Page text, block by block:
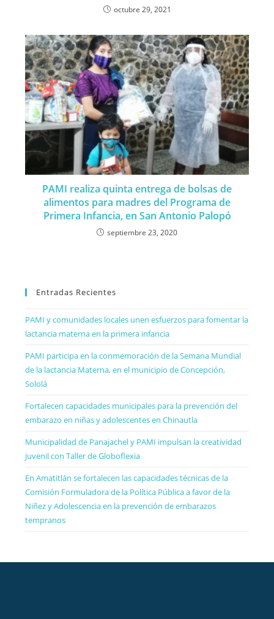
octubre 29, 2021
PAMI realiza quinta entrega de bolsas de
alimentos para madres del Programa de
Primera Infancia, en San Antonio Palopó
septiembre 23, 2020
Entradas Recientes
PAMI y comunidades locales unen esfuerzos para fomentar la
lactancia materna en la primera infancia
PAMI participa en la conmemoración de la Semana Mundial
de la lactancia Materna, en el municipio de Concepción,
Sololá
Fortalecen capacidades municipales para la prevención del
embarazo en niñas y adolescentes en Chinautla
Municipalidad de Panajachel y PAMI impulsan la creatividad
juvenil con Taller de Globoflexia
En Amatitlán se fortalecen las capacidades técnicas de la
Comisión Formuladora de la Política Pública a favor de la
Niñez y Adolescencia en la prevención de embarazos
tempranos